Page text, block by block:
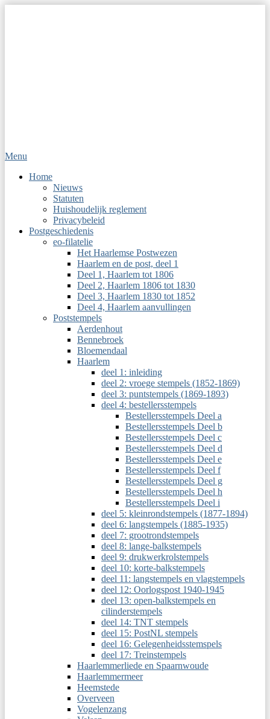
Menu
Primair
Home
Nieuws
Statuten
Huishoudelijk reglement
Privacybeleid
Postgeschiedenis
eo-filatelie
Het Haarlemse Postwezen
Haarlem en de post, deel 1
Deel 1, Haarlem tot 1806
Deel 2, Haarlem 1806 tot 1830
Deel 3, Haarlem 1830 tot 1852
Deel 4, Haarlem aanvullingen
Poststempels
Aerdenhout
Bennebroek
Bloemendaal
Haarlem
deel 1: inleiding
deel 2: vroege stempels (1852-1869)
deel 3: puntstempels (1869-1893)
deel 4: bestellersstempels
Bestellersstempels Deel a
Bestellersstempels Deel b
Bestellersstempels Deel c
Bestellersstempels Deel d
Bestellersstempels Deel e
Bestellersstempels Deel f
Bestellersstempels Deel g
Bestellersstempels Deel h
Bestellersstempels Deel i
deel 5: kleinrondstempels (1877-1894)
deel 6: langstempels (1885-1935)
deel 7: grootrondstempels
deel 8: lange-balkstempels
deel 9: drukwerkrolstempels
deel 10: korte-balkstempels
deel 11: langstempels en vlagstempels
deel 12: Oorlogspost 1940-1945
deel 13: open-balkstempels en
cilinderstempels
deel 14: TNT stempels
deel 15: PostNL stempels
deel 16: Gelegenheidsstemspels
deel 17: Treinstempels
Haarlemmerliede en Spaarnwoude
Haarlemmermeer
Heemstede
Overveen
Vogelenzang